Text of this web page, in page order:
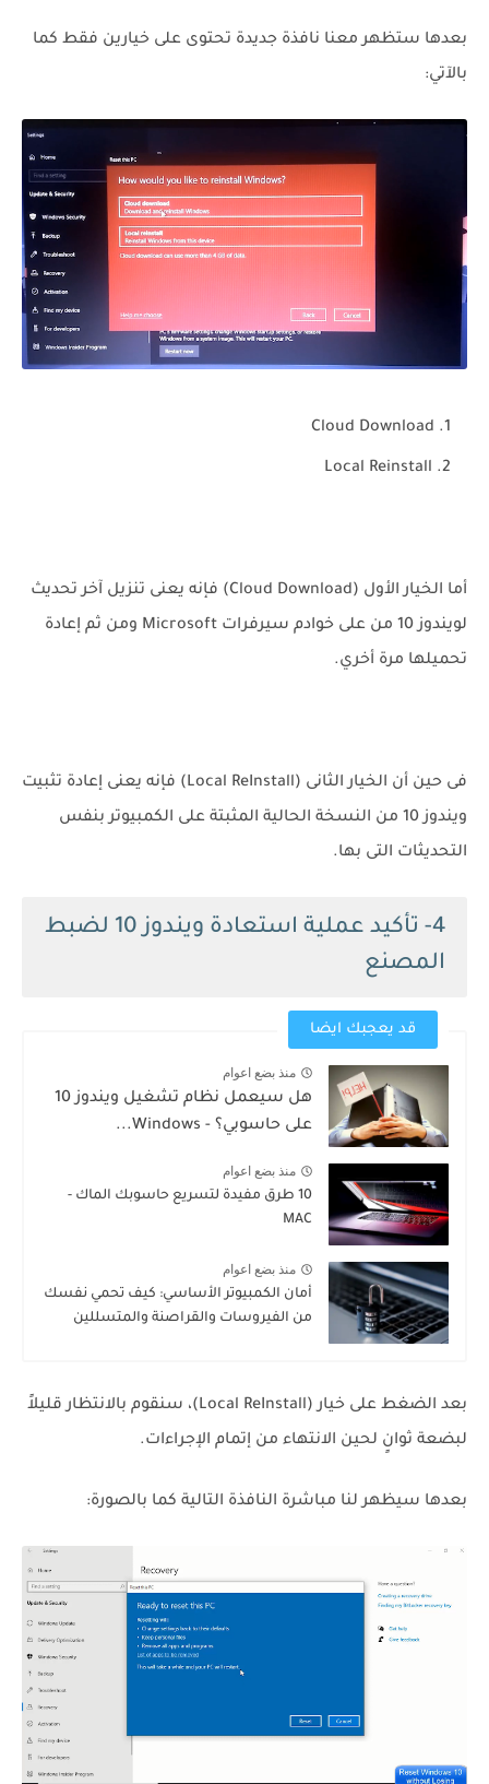
بعدها ستظهر معنا نافذة جديدة تحتوى على خيارين فقط كما
بالآتي:
Cloud Download
Local Reinstall
أما الخيار الأول (Cloud Download) فإنه يعنى تنزيل آخر تحديث
لويندوز 10 من على خوادم سيرفرات Microsoft ومن ثم إعادة
تحميلها مرة أخري.
فى حين أن الخيار الثانى (Local ReInstall) فإنه يعنى إعادة تثبيت
ويندوز 10 من النسخة الحالية المثبتة على الكمبيوتر بنفس
التحديثات التى بها.
4- تأكيد عملية استعادة ويندوز 10 لضبط
المصنع
قد يعجبك ايضا
منذ بضع اعوام
هل سيعمل نظام تشغيل ويندوز 10
على حاسوبي؟ - Windows...
منذ بضع اعوام
10 طرق مفيدة لتسريع حاسوبك الماك -
MAC
منذ بضع اعوام
أمان الكمبيوتر الأساسي: كيف تحمي نفسك
من الفيروسات والقراصنة والمتسللين
بعد الضغط على خيار (Local ReInstall)، سنقوم بالانتظار قليلاً
لبضعة ثوانٍ لحين الانتهاء من إتمام الإجراءات.
بعدها سيظهر لنا مباشرة النافذة التالية كما بالصورة: